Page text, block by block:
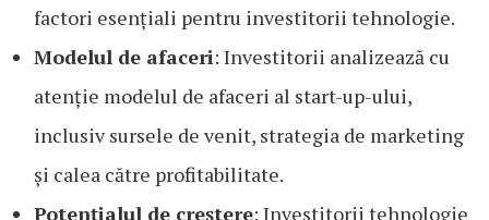
factori esențiali pentru investitorii tehnologie.
Modelul de afaceri: Investitorii analizează cu
atenție modelul de afaceri al start-up-ului,
inclusiv sursele de venit, strategia de marketing
și calea către profitabilitate.
Potențialul de creștere: Investitorii tehnologie